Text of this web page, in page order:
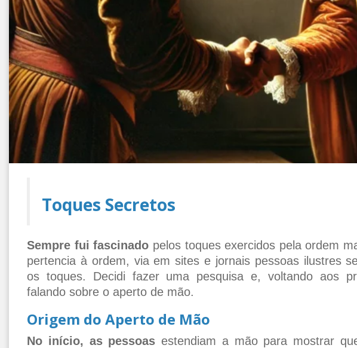
Toques Secretos
Sempre fui fascinado pelos toques exercidos pela ordem
pertencia à ordem, via em sites e jornais pessoas ilustres
os toques. Decidi fazer uma pesquisa e, voltando aos
falando sobre o aperto de mão.
Origem do Aperto de Mão
No início, as pessoas estendiam a mão para mostrar